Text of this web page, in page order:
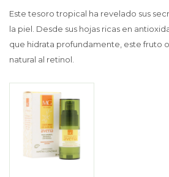
Este tesoro tropical ha revelado sus
la piel. Desde sus hojas ricas en
que hidrata profundamente, este fruto
natural al retinol.